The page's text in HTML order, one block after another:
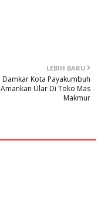
LEBIH BARU
Damkar Kota Payakumbuh
Amankan Ular Di Toko Mas
Makmur